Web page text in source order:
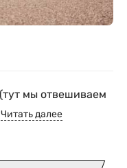
мы отвешиваем
Читать далее